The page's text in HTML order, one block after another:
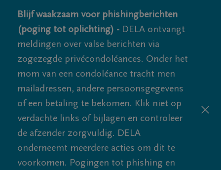
Blijf waakzaam voor phishingberichten
(poging tot oplichting) - DELA ontvangt
meldingen over valse berichten via
zogezegde privécondoléances. Onder het
mom van een condoléance tracht men
mailadressen, andere persoonsgegevens
of een betaling te bekomen. Klik niet op
verdachte links of bijlagen en controleer
de afzender zorgvuldig. DELA
onderneemt meerdere acties om dit te
voorkomen. Pogingen tot phishing en